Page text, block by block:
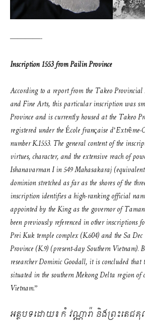
————-
Inscription 1553 from Pailin Province
According to a report from the Takeo
and Fine Arts, this particular inscription was
Province and is currently housed at the Takeo
registered under the École française
number K.1553. The general content of the
virtues, character, and the extensive reach of
Ishanavarman I in 549 Mahasakaraj
dominion stretched as far as the shores of the
inscription identifies a high-ranking official
appointed by the King as the governor of
been previously referenced in other inscriptions
Prei Kuk temple complex (K.604) and the Sa
Province (K.9) (present-day Southern Vietnam).
researcher Dominic Goodall, it is concluded
situated in the southern Mekong Delta region of
Vietnam.”
អត្ថបទដោយ៖ កំ វណ្ណារ៉ា និងព្រះតេ